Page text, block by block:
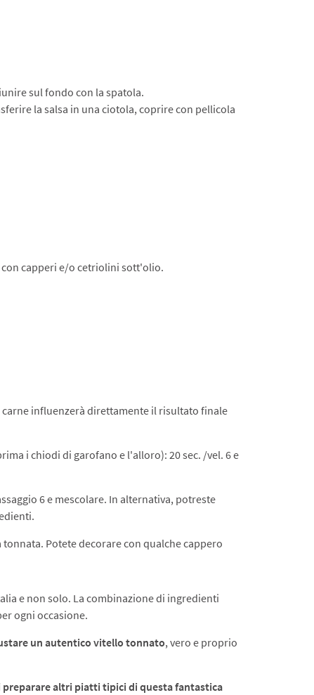
sul fondo con la spatola.
la salsa in una ciotola, coprire con pellicola
capperi e/o cetriolini sott'olio.
influenzerà direttamente il risultato finale
i chiodi di garofano e l'alloro): 20 sec. /vel. 6 e
6 e mescolare. In alternativa, potreste
Potete decorare con qualche cappero
e non solo. La combinazione di ingredienti
ogni occasione.
un autentico vitello tonnato, vero e proprio
preparare altri piatti tipici di questa fantastica